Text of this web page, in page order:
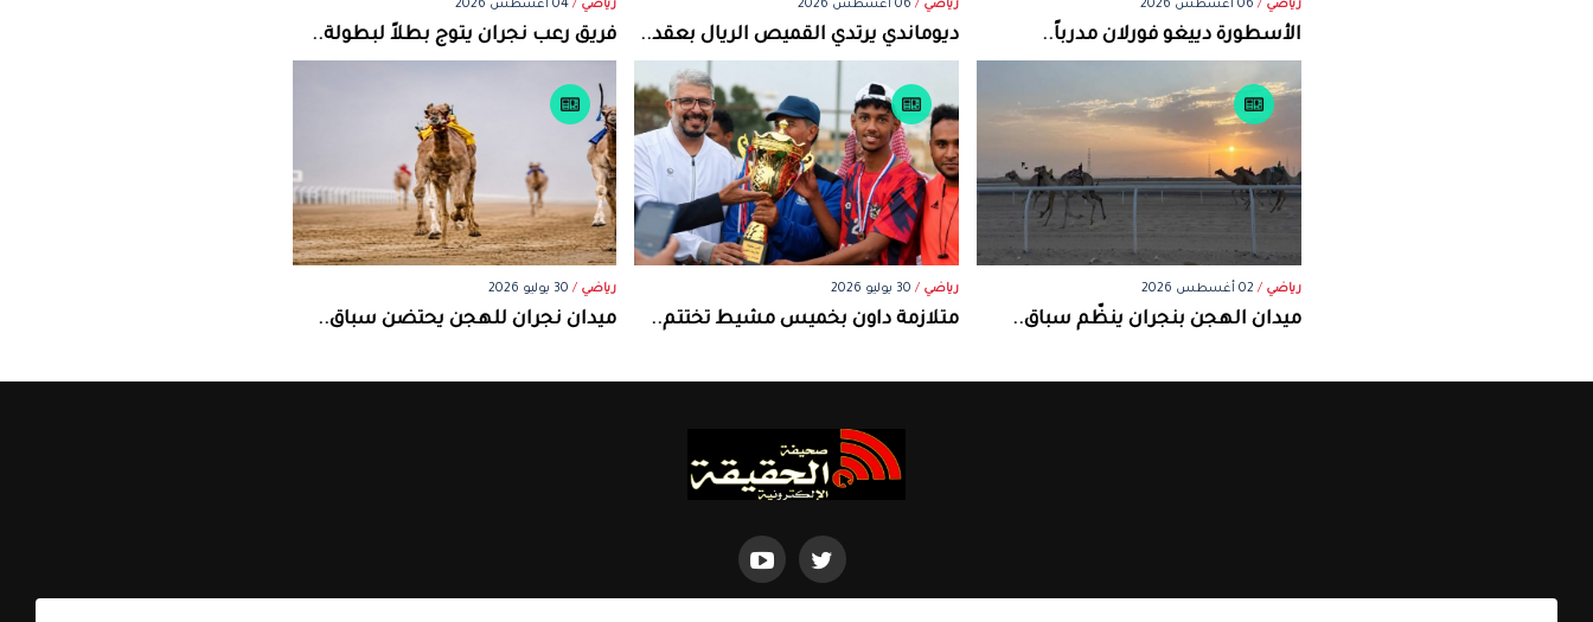
رياضي / 06 أغسطس 2026
الأسطورة دييغو فورلان مدرباً..
رياضي / 06 أغسطس 2026
ديوماندي يرتدي القميص الريال بعقد..
رياضي / 04 أغسطس 2026
فريق رعب نجران يتوج بطلاً لبطولة..
رياضي / 02 أغسطس 2026
ميدان الهجن بنجران ينظّم سباق..
رياضي / 30 يوليو 2026
متلازمة داون بخميس مشيط تختتم..
رياضي / 30 يوليو 2026
ميدان نجران للهجن يحتضن سباق..